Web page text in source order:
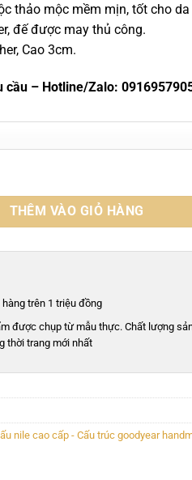
thảo mộc mềm mịn, tốt cho da
đế được may thủ công.
Cao 3cm.
cầu – Hotline/Zalo:
nile cao cấp - Cấu trúc goodyear
THÊM VÀO GIỎ HÀNG
trên 1 triệu đồng
được chụp từ mẫu thực. Chất lượng
thời trang mới nhất
nile cao cấp - Cấu trúc goodyear